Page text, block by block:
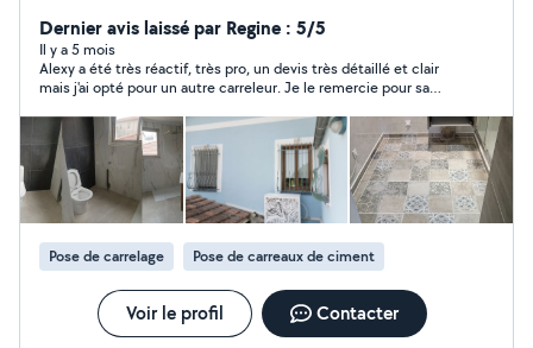
recommandations de clients existants. Il peut arriver
que je voie votre demande, mais que je ne puisse pas y
répondre car AlloVoisins estime que votre adresse est
en dehors du périmètre payant. Ne soyez pas offensé
par moi dans ce cas et, si possible, utilisez le numéro de
téléphone.
Dernier avis laissé par Regine : 5/5
Il y a 5 mois
Alexy a été très réactif, très pro, un devis très détaillé et clair
mais j'ai opté pour un autre carreleur. Je le remercie pour sa
Pose de carrelage Pose de carreaux de ciment
Voir le profil Contacter